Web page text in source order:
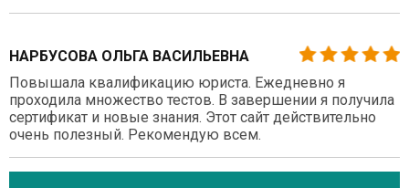
НАРБУСОВА ОЛЬГА ВАСИЛЬЕВНА
Повышала квалификацию юриста. Ежедневно я
проходила множество тестов. В завершении я получила
сертификат и новые знания. Этот сайт действительно
очень полезный. Рекомендую всем.